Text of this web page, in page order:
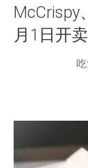
McCrispy
月1日开卖